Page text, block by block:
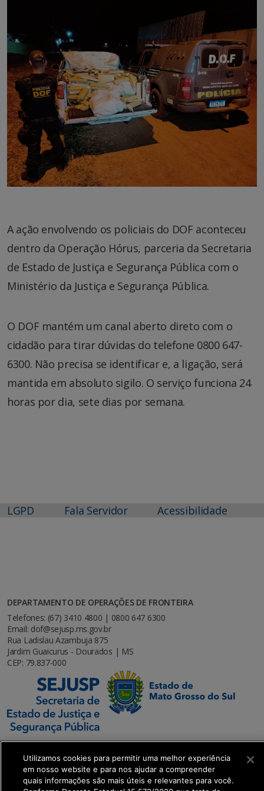
A ação envolvendo os policiais do DOF aconteceu
dentro da Operação Hórus, parceria da Secretaria
de Estado de Justiça e Segurança Pública com o
Ministério da Justiça e Segurança Pública.
O DOF mantém um canal aberto direto com o
cidadão para tirar dúvidas do telefone 0800 647-
6300. Não precisa se identificar e, a ligação, será
mantida em absoluto sigilo. O serviço funciona 24
horas por dia, sete dias por semana.
LGPD Fala Servidor Acessibilidade
DEPARTAMENTO DE OPERAÇÕES DE FRONTEIRA
Telefones: (67) 3410 4800 | 0800 647 6300
Email: dof@sejusp.ms.gov.br
Rua Ladislau Azambuja 875
Jardim Guaicurus - Dourados | MS
CEP: 79.837-000
SETDIG | Secretaria-Executiva de Transformação
Utilizamos cookies para permitir uma melhor experiência
em nosso website e para nos ajudar a compreender
quais informações são mais úteis e relevantes para você.